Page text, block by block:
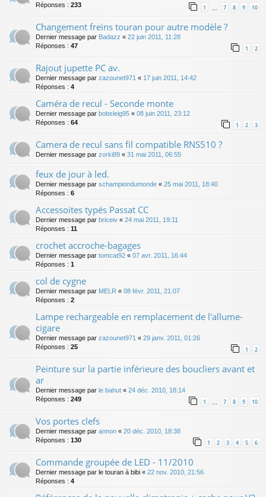
Réponses : 233 1 7 8 9 10
Changement freins touran pour autre modèle ?
Dernier message par Badazz « 22 juin 2011, 11:28
Réponses : 47 1 2
Rajout jupette PC av.
Dernier message par zazounet971 « 17 juin 2011, 14:42
Réponses : 4
Caméra de recul - Seconde monte
Dernier message par bobsleig95 « 08 juin 2011, 23:12
Réponses : 64 1 2 3
Camera de recul sans fil compatible RNS510 ?
Dernier message par zorki89 « 31 mai 2011, 06:55
feux de jour à led.
Dernier message par schampiondumonde « 25 mai 2011, 18:40
Réponses : 6
Accessoites typés Passat CC
Dernier message par briceiv « 24 mai 2011, 19:11
Réponses : 11
crochet accroche-bagages
Dernier message par tomcat92 « 07 avr. 2011, 16:44
Réponses : 1
col de cygne
Dernier message par MELR « 08 févr. 2011, 21:07
Réponses : 2
Lampe rechargeable en remplacement de l'allume-
cigare
Dernier message par zazounet971 « 29 janv. 2011, 01:26
Réponses : 25 1 2
Peinture sur la partie inférieure des boucliers avant et
ar
Dernier message par le bahut « 24 déc. 2010, 18:14
Réponses : 249 1 … 7 8 9 10
Vos portes clefs
Dernier message par annon « 20 déc. 2010, 18:38
Réponses : 130 1 2 3 4 5 6
Commande groupée de LED - 11/2010
Dernier message par le touran à bibi « 22 nov. 2010, 21:56
Réponses : 4